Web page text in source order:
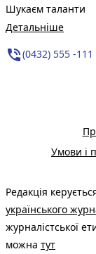
Шукаєм таланти
Детальніше
phone_in_talk(0432) 555 -111
Умови і
Редакція
українського
журналістської
можна тут